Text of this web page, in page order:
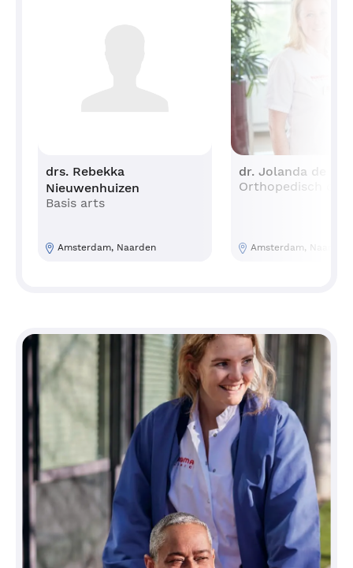
drs. Rebekka
Nieuwenhuizen
Basis arts
Amsterdam, Naarden
dr. Jolanda de
Orthopedisch
Amsterdam, Naarden